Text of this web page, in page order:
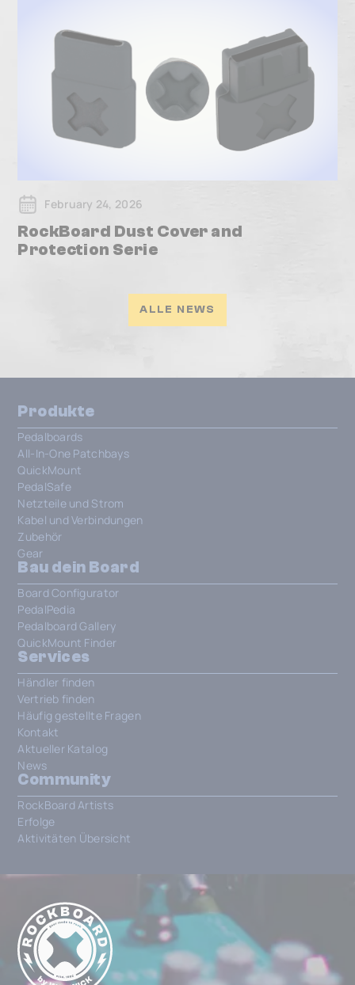
February 24, 2026
RockBoard Dust Cover and
Protection Serie
ALLE NEWS
Produkte
Pedalboards
All-In-One Patchbays
QuickMount
PedalSafe
Netzteile und Strom
Kabel und Verbindungen
Zubehör
Gear
Bau dein Board
Board Configurator
PedalPedia
Pedalboard Gallery
QuickMount Finder
Services
Händler finden
Vertrieb finden
Häufig gestellte Fragen
Kontakt
Aktueller Katalog
News
Community
RockBoard Artists
Erfolge
Aktivitäten Übersicht